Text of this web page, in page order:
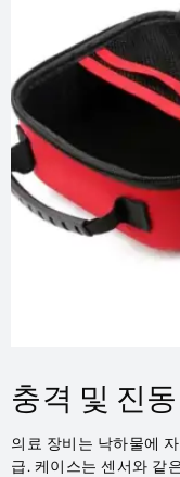
충격 및 진
의료 장비는 낙하물에
급. 케이스는 센서와 같